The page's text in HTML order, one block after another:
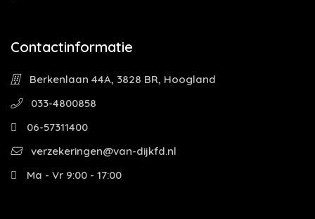
Contactinformatie
Berkenlaan 44A, 3828 BR, Hoogland
033-4800858
06-57311400
verzekeringen@van-dijkfd.nl
Ma - Vr 9:00 - 17:00